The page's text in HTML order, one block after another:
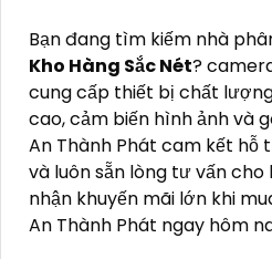
Bạn đang tìm kiếm nhà
Kho Hàng Sắc Nét?
cung cấp thiết bị chất
cao, cảm biến hình ảnh và
An Thành Phát cam kết
và luôn sẵn lòng tư vấn
nhận khuyến mãi lớn khi
An Thành Phát ngay hôm